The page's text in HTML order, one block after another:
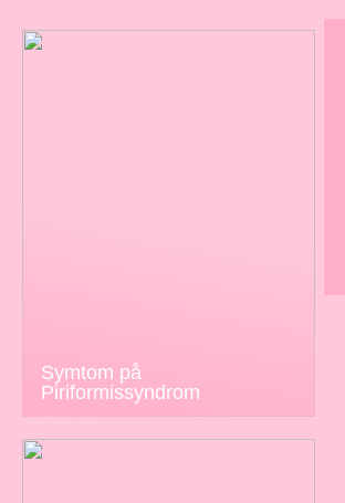
Symtom på
Piriformissyndrom